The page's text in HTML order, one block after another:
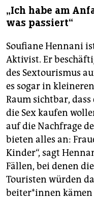
„Ich habe am
was passiert“
Soufiane Hennani
Aktivist. Er
des Sextourismus
es sogar in
Raum sichtbar,
die Sex kaufen
auf die Nachfrage
bieten alles an:
Kinder“, sagt
Fällen, bei denen
Touristen würden
bei­te­r*in­nen kämen